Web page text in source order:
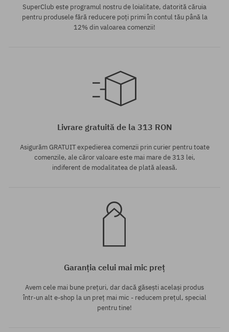
SuperClub este programul nostru de loialitate, datorită căruia
pentru produsele fără reducere poți primi în contul tău până la
12% din valoarea comenzii!
Livrare gratuită de la 313 RON
Asigurăm GRATUIT expedierea comenzii prin curier pentru toate
comenzile, ale căror valoare este mai mare de 313 lei,
indiferent de modalitatea de plată aleasă.
Garanția celui mai mic preț
Avem cele mai bune prețuri, dar dacă găsești același produs
într-un alt e-shop la un preț mai mic - reducem prețul, special
pentru tine!